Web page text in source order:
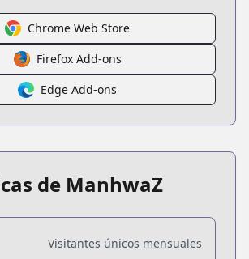
Chrome Web Store
Firefox Add-ons
Edge Add-ons
de ManhwaZ
Visitantes únicos mensuales